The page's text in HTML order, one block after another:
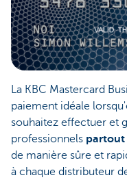
La KBC Mastercard
paiement idéale
souhaitez effectuer et
professionnels partout
de manière sûre et
à chaque distributeur